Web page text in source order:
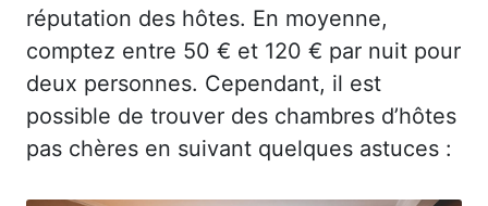
réputation des hôtes. En moyenne,
comptez entre 50 € et 120 € par nuit pour
deux personnes. Cependant, il est
possible de trouver des chambres d’hôtes
pas chères en suivant quelques astuces :